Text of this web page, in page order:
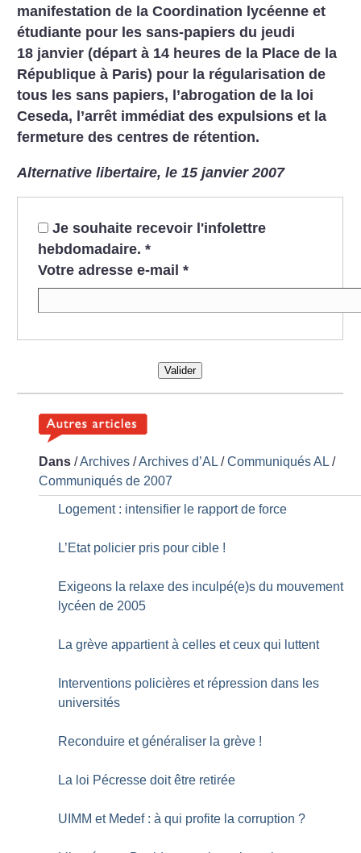
manifestation de la Coordination lycéenne et
étudiante pour les sans-papiers du jeudi
18 janvier (départ à 14 heures de la Place de la
République à Paris) pour la régularisation de
tous les sans papiers, l’abrogation de la loi
Ceseda, l’arrêt immédiat des expulsions et la
fermeture des centres de rétention.
Alternative libertaire, le 15 janvier 2007
Je souhaite recevoir l'infolettre
hebdomadaire. *
Votre adresse e-mail *
Valider
Dans /Archives /Archives d’AL /Communiqués AL /
Communiqués de 2007
Logement : intensifier le rapport de force
L’Etat policier pris pour cible !
Exigeons la relaxe des inculpé(e)s du mouvement
lycéen de 2005
La grève appartient à celles et ceux qui luttent
Interventions policières et répression dans les
universités
Reconduire et généraliser la grève !
La loi Pécresse doit être retirée
UIMM et Medef : à qui profite la corruption ?